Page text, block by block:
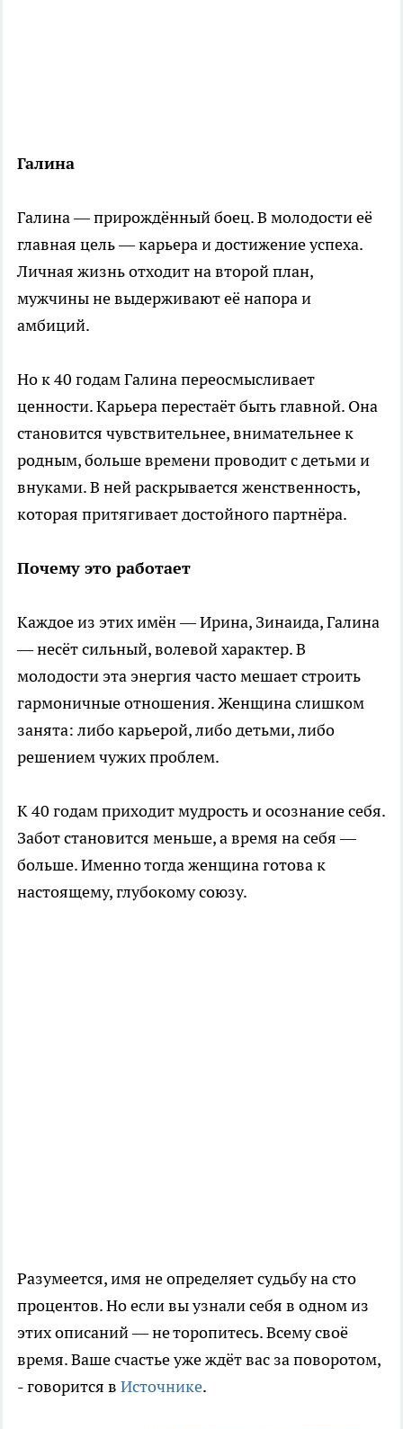
Галина
Галина — прирождённый боец. В молодости её
главная цель — карьера и достижение успеха.
Личная жизнь отходит на второй план,
мужчины не выдерживают её напора и
амбиций.
Но к 40 годам Галина переосмысливает
ценности. Карьера перестаёт быть главной. Она
становится чувствительнее, внимательнее к
родным, больше времени проводит с детьми и
внуками. В ней раскрывается женственность,
которая притягивает достойного партнёра.
Почему это работает
Каждое из этих имён — Ирина, Зинаида, Галина
— несёт сильный, волевой характер. В
молодости эта энергия часто мешает строить
гармоничные отношения. Женщина слишком
занята: либо карьерой, либо детьми, либо
решением чужих проблем.
К 40 годам приходит мудрость и осознание себя.
Забот становится меньше, а время на себя —
больше. Именно тогда женщина готова к
настоящему, глубокому союзу.
Разумеется, имя не определяет судьбу на сто
процентов. Но если вы узнали себя в одном из
этих описаний — не торопитесь. Всему своё
время. Ваше счастье уже ждёт вас за поворотом,
- говорится в Источнике.